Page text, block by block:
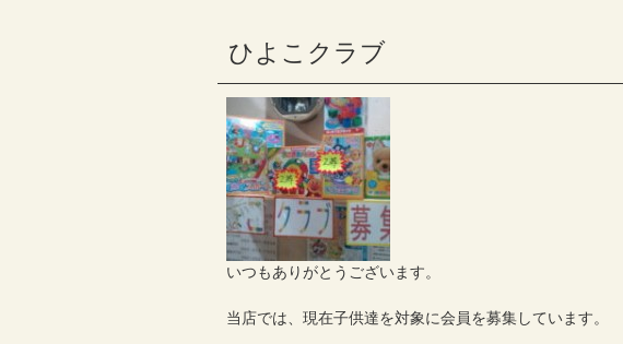
ひよこクラブ
いつもありがとうございます。
当店では、現在子供達を対象に会員を募集しています。